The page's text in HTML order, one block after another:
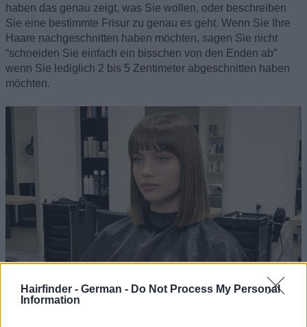
Hairfinder - German - Do Not Process My Personal
Information
haben das genau zeigt, was Sie wollen, oder beschreiben
Sie eine bestimmte Frisur zu genau es geht. Wenn Sie Ihre
Haare nachgeschnitten haben möchten, sagen Sie nicht
“schneiden Sie einfach ein bisschen von den Enden ab”
wenn Sie lediglich 2 bis 5 Zentimeter abgeschnitten haben
möchten.